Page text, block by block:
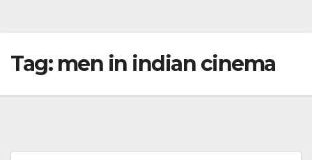
Tag: men in indian cinema